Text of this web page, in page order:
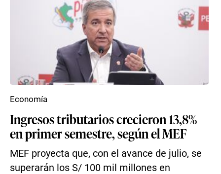
Ingresos tributarios crecieron 13,8%
en primer semestre, según el MEF
MEF proyecta que, con el avance de julio, se
superarán los S/ 100 mil millones en
Economía